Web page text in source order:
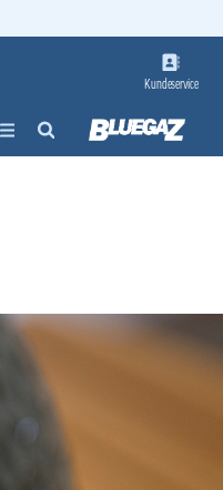
Kundeservice